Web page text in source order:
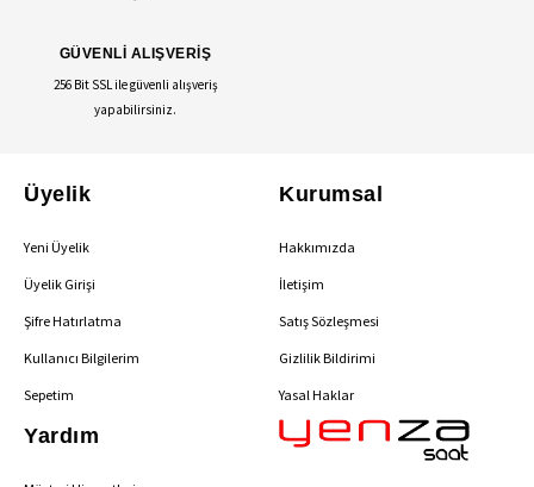
GÜVENLİ ALIŞVERİŞ
256 Bit SSL ile güvenli alışveriş
yapabilirsiniz.
Üyelik
Yeni Üyelik
Üyelik Girişi
Şifre Hatırlatma
Kullanıcı Bilgilerim
Sepetim
Kurumsal
Hakkımızda
İletişim
Satış Sözleşmesi
Gizlilik Bildirimi
Yasal Haklar
Yardım